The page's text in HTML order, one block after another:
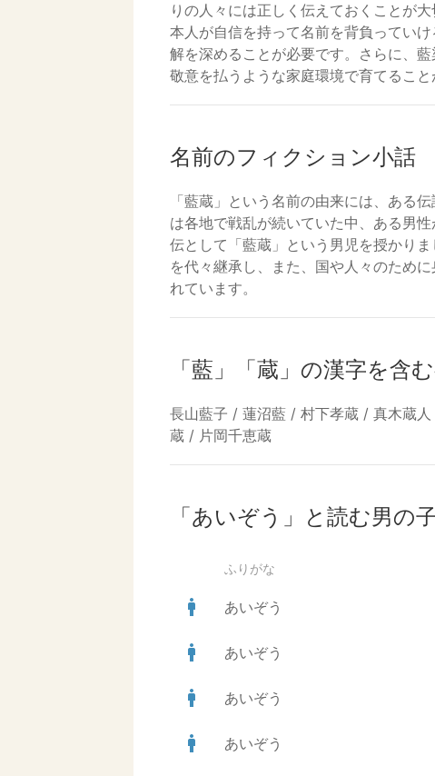
りの人々には正しく伝えておくことが
本人が自信を持って名前を背負ってい
解を深めることが必要です。さらに、
敬意を払うような家庭環境で育てること
名前のフィクション小話
「藍蔵」という名前の由来には、ある
は各地で戦乱が続いていた中、ある男
伝として「藍蔵」という男児を授かり
を代々継承し、また、国や人々のため
れています。
「藍」「蔵」の漢字を含
長山藍子 / 蓮沼藍 / 村下孝蔵 / 真木蔵
蔵 / 片岡千恵蔵
「あいぞう」と読む男の
ふりがな
man あいぞう
man あいぞう
man あいぞう
man あいぞう